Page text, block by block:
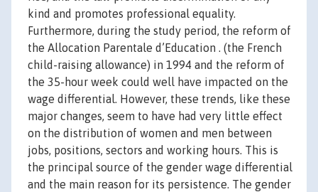
kind and promotes professional equality.
Furthermore, during the study period, the reform of
the Allocation Parentale d’Education . (the French
child-raising allowance) in 1994 and the reform of
the 35-hour week could well have impacted on the
wage differential. However, these trends, like these
major changes, seem to have had very little effect
on the distribution of women and men between
jobs, positions, sectors and working hours. This is
the principal source of the gender wage differential
and the main reason for its persistence. The gender